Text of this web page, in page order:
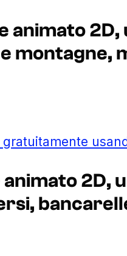
animato
montagne,
2D,